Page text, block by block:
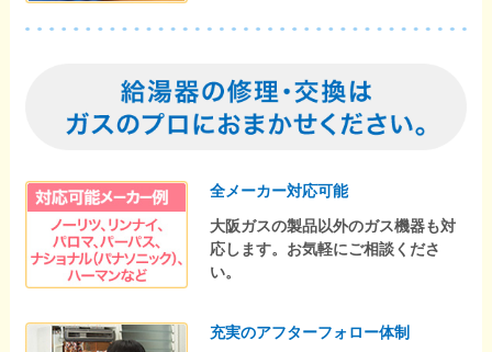
全メーカー対応可能
大阪ガスの製品以外のガス機器も対
応します。お気軽にご相談くださ
い。
充実のアフターフォロー体制